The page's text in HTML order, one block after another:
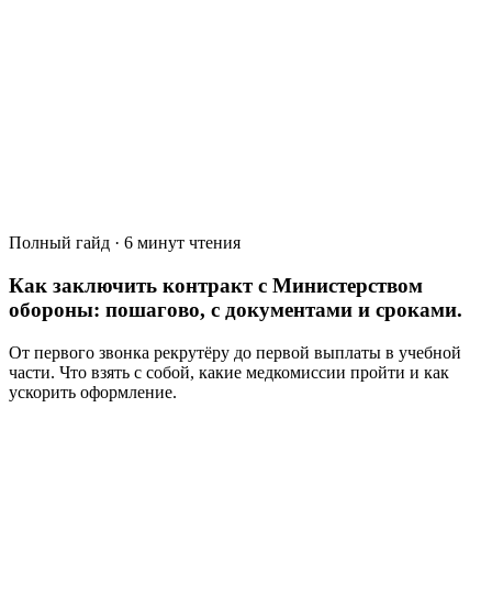
Полный гайд · 6 минут чтения
Как заключить контракт с Министерством
обороны: пошагово, с документами и сроками.
От первого звонка рекрутёру до первой выплаты в учебной
части. Что взять с собой, какие медкомиссии пройти и как
ускорить оформление.